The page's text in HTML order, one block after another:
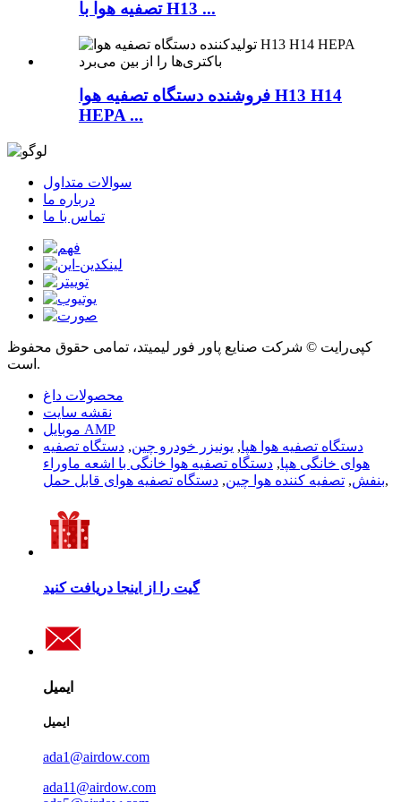
تصفیه هوا با H13 ...
فروشنده دستگاه تصفیه هوا H13 H14
HEPA ...
سوالات متداول
درباره ما
تماس با ما
کپی‌رایت © شرکت صنایع پاور فور لیمیتد، تمامی حقوق محفوظ
است.
محصولات داغ
نقشه سایت
موبایل AMP
دستگاه تصفیه هوا هپا, یونیزر خودرو چین, دستگاه تصفیه
هوای خانگی هپا, دستگاه تصفیه هوا خانگی با اشعه ماوراء
بنفش, تصفیه کننده هوا چین, دستگاه تصفیه هوای قابل حمل ,
گیت را از اینجا دریافت کنید
ایمیل
ایمیل
ada1@airdow.com
ada11@airdow.com